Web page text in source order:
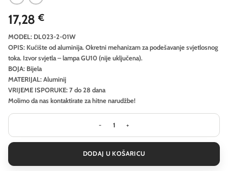
17,28 €
MODEL: DL023-2-01W
OPIS: Kućište od aluminija. Okretni mehanizam za podešavanje svjetlosnog
toka. Izvor svjetla – lampa GU10 (nije uključena).
BOJA: Bijela
MATERIJAL: Aluminij
VRIJEME ISPORUKE: 7 do 28 dana
Molimo da nas kontaktirate za hitne narudžbe!
Downlight Maytoni Atom - Bijela -
DODAJ U KOŠARICU